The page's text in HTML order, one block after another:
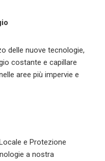
delle nuove tecnologie,
costante e capillare
aree più impervie e
e Protezione
a nostra